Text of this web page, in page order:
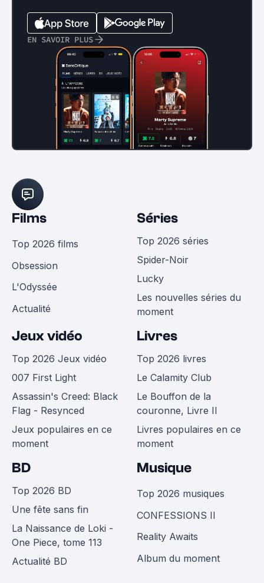
EN SAVOIR PLUS
Films
Top 2026 films
Obsession
L'Odyssée
Actualité
Séries
Top 2026 séries
Spider-Noir
Lucky
Les nouvelles séries du
moment
Jeux vidéo
Top 2026 Jeux vidéo
007 First Light
Assassin's Creed: Black
Flag - Resynced
Jeux populaires en ce
moment
Livres
Top 2026 livres
Le Calamity Club
Le Bouffon de la
couronne, Livre II
Livres populaires en ce
moment
BD
Top 2026 BD
Une fête sans fin
La Naissance de Loki -
One Piece, tome 113
Actualité BD
Musique
Top 2026 musiques
CONFESSIONS II
Reality Awaits
Album du moment